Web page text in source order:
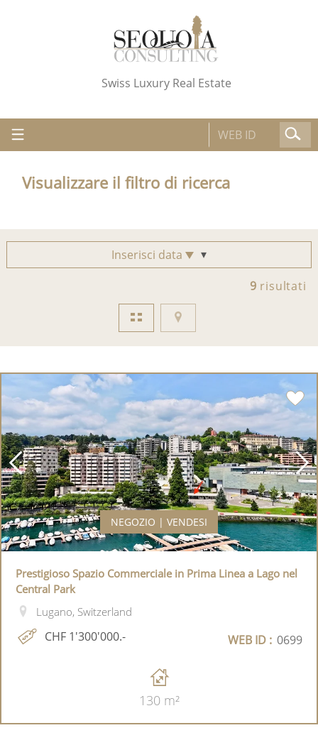
Swiss Luxury Real Estate
Visualizzare il filtro di ricerca
Inserisci data
9 risultati
NEGOZIO | VENDESI
Prestigioso Spazio Commerciale in Prima Linea a Lago nel
Central Park
Lugano, Switzerland
CHF 1'300'000.- WEB ID : 0699
130 m²